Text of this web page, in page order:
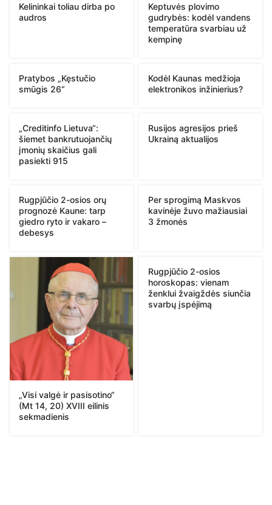
Kelininkai toliau dirba po
audros
Keptuvės plovimo
gudrybės: kodėl vandens
temperatūra svarbiau už
kempinę
Pratybos „Kęstučio
smūgis 26“
Kodėl Kaunas medžioja
elektronikos inžinierius?
„Creditinfo Lietuva“:
šiemet bankrutuojančių
įmonių skaičius gali
pasiekti 915
Rusijos agresijos prieš
Ukrainą aktualijos
Rugpjūčio 2-osios orų
prognozė Kaune: tarp
giedro ryto ir vakaro –
debesys
Per sprogimą Maskvos
kavinėje žuvo mažiausiai
3 žmonės
„Visi valgė ir pasisotino“
(Mt 14, 20) XVIII eilinis
sekmadienis
Rugpjūčio 2-osios
horoskopas: vienam
ženklui žvaigždės siunčia
svarbų įspėjimą